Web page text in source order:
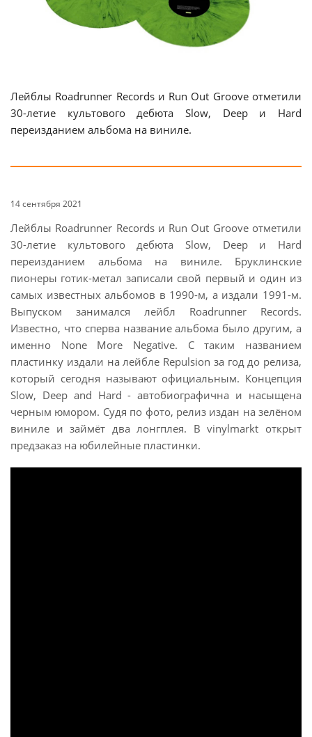
Лейблы Roadrunner Records и Run Out Groove отметили
30-летие культового дебюта Slow, Deep и Hard
переизданием альбома на виниле.
14 сентября 2021
Лейблы Roadrunner Records и Run Out Groove отметили
30-летие культового дебюта Slow, Deep и Hard
переизданием альбома на виниле. Бруклинские
пионеры готик-метал записали свой первый и один из
самых известных альбомов в 1990-м, а издали 1991-м.
Выпуском занимался лейбл Roadrunner Records.
Известно, что сперва название альбома было другим, а
именно None More Negative. С таким названием
пластинку издали на лейбле Repulsion за год до релиза,
который сегодня называют официальным. Концепция
Slow, Deep and Hard - автобиографична и насыщена
черным юмором. Судя по фото, релиз издан на зелёном
виниле и займёт два лонгплея. В vinylmarkt открыт
предзаказ на юбилейные пластинки.